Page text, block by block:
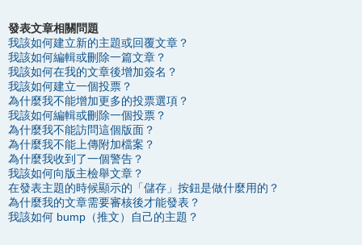
發表文章相關問題
我該如何建立新的主題或回覆文章？
我該如何編輯或刪除一篇文章？
我該如何在我的文章後增加簽名？
我該如何建立一個投票？
為什麼我不能增加更多的投票選項？
我該如何編輯或刪除一個投票？
為什麼我不能訪問這個版面？
為什麼我不能上傳附加檔案？
為什麼我收到了一個警告？
我該如何向版主檢舉文章？
在發表主題的時候顯示的「儲存」按鈕是做什麼用的？
為什麼我的文章需要審核後才能發表？
我該如何 bump（推文）自己的主題？